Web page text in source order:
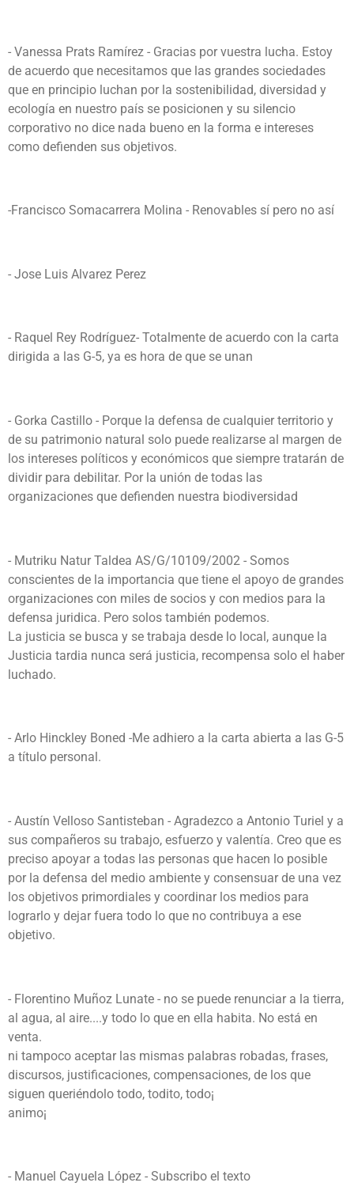
- Vanessa Prats Ramírez - Gracias por vuestra lucha. Estoy
de acuerdo que necesitamos que las grandes sociedades
que en principio luchan por la sostenibilidad, diversidad y
ecología en nuestro país se posicionen y su silencio
corporativo no dice nada bueno en la forma e intereses
como defienden sus objetivos.
-Francisco Somacarrera Molina - Renovables sí pero no así
- Jose Luis Alvarez Perez
- Raquel Rey Rodríguez- Totalmente de acuerdo con la carta
dirigida a las G-5, ya es hora de que se unan
- Gorka Castillo - Porque la defensa de cualquier territorio y
de su patrimonio natural solo puede realizarse al margen de
los intereses políticos y económicos que siempre tratarán de
dividir para debilitar. Por la unión de todas las
organizaciones que defienden nuestra biodiversidad
- Mutriku Natur Taldea AS/G/10109/2002 - Somos
conscientes de la importancia que tiene el apoyo de grandes
organizaciones con miles de socios y con medios para la
defensa juridica. Pero solos también podemos.
La justicia se busca y se trabaja desde lo local, aunque la
Justicia tardia nunca será justicia, recompensa solo el haber
luchado.
- Arlo Hinckley Boned -Me adhiero a la carta abierta a las G-5
a título personal.
- Austín Velloso Santisteban - Agradezco a Antonio Turiel y a
sus compañeros su trabajo, esfuerzo y valentía. Creo que es
preciso apoyar a todas las personas que hacen lo posible
por la defensa del medio ambiente y consensuar de una vez
los objetivos primordiales y coordinar los medios para
lograrlo y dejar fuera todo lo que no contribuya a ese
objetivo.
- Florentino Muñoz Lunate - no se puede renunciar a la tierra,
al agua, al aire....y todo lo que en ella habita. No está en
venta.
ni tampoco aceptar las mismas palabras robadas, frases,
discursos, justificaciones, compensaciones, de los que
siguen queriéndolo todo, todito, todo¡
animo¡
- Manuel Cayuela López - Subscribo el texto